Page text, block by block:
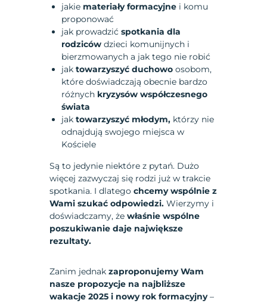
jakie materiały formacyjne i komu
proponować
jak prowadzićspotkania dla
rodziców dzieci komunijnych i
bierzmowanych a jak tego nie robić
jaktowarzyszyć duchowo osobom,
które doświadczają obecnie bardzo
różnych kryzysów współczesnego
świata
jaktowarzyszyć młodym, którzy nie
odnajdują swojego miejsca w
Kościele
Są to jedynie niektóre z pytań. Dużo
więcej zazwyczaj się rodzi już w trakcie
spotkania. I dlategochcemy wspólnie z
Wami szukać odpowiedzi.Wierzymy i
doświadczamy, żewłaśnie wspólne
poszukiwanie daje największe
rezultaty.
Zanim jednakzaproponujemy Wam
nasze propozycje na najbliższe
wakacje 2025 i nowy rok formacyjny–